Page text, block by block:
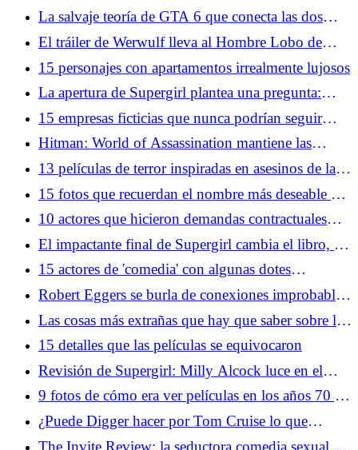
Hollywood
La salvaje teoría de GTA 6 que conecta las dos
franquicias más importantes de Rockstar
El tráiler de Werwulf lleva al Hombre Lobo de
regreso a sus raíces anteriores a la Ilustración
15 personajes con apartamentos irrealmente lujosos
La apertura de Supergirl plantea una pregunta:
¿Qué superhéroes aún pueden gobernar la taquilla?
15 empresas ficticias que nunca podrían seguir
funcionando en el mundo real
Hitman: World of Assassination mantiene las
sorpresas cinco años después
13 películas de terror inspiradas en asesinos de la
vida real
15 fotos que recuerdan el nombre más deseable de
Hollywood
10 actores que hicieron demandas contractuales
especialmente únicas
El impactante final de Supergirl cambia el libro, el
personaje y las obras
15 actores de 'comedia' con algunas dotes
dramáticas serias
Robert Eggers se burla de conexiones improbables
entre The Northman y Werwulf
Las cosas más extrañas que hay que saber sobre los
extraterrestres, según los teóricos de la conspiración
15 detalles que las películas se equivocaron
Revisión de Supergirl: Milly Alcock luce en el
mashup occidental de Uneven Space
9 fotos de cómo era ver películas en los años 70 y
90 Años 80
¿Puede Digger hacer por Tom Cruise lo que
Birdman hizo por Michael Keaton?
The Invite Review: la seductora comedia sexual de